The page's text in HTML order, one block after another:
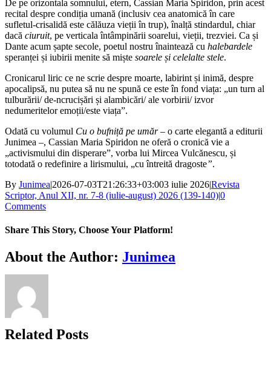
De pe orizontala somnului, etern, Cassian Maria Spiridon, prin acest
recital despre condiția umană (inclusiv cea anatomică în care
sufletul-crisalidă este călăuza vieții în trup), înalță stindardul, chiar
dacă ciuruit, pe verticala întâmpinării soarelui, vieții, trezviei. Ca și
Dante acum șapte secole, poetul nostru înaintează cu halebardele
speranței și iubirii menite să miște soarele și celelalte stele.
Cronicarul liric ce ne scrie despre moarte, labirint și inimă, despre
apocalipsă, nu putea să nu ne spună ce este în fond viața: „un turn al
tulburării/ de-ncrucișări și alambicări/ ale vorbirii/ izvor
nedumeritelor emoții/este viața”.
Odată cu volumul Cu o bufniță pe umăr– o carte elegantă a editurii
Junimea –, Cassian Maria Spiridon ne oferă o cronică vie a
„activismului din disperare”, vorba lui Mircea Vulcănescu, și
totodată o redefinire a lirismului, „cu întreită dragoste”.
By Junimea|2026-07-03T21:26:33+03:003 iulie 2026|Revista
Scriptor, Anul XII, nr. 7-8 (iulie-august) 2026 (139-140)|0
Comments
Share This Story, Choose Your Platform!
Facebook
X
Bluesky
Reddit
LinkedIn
WhatsApp
Telegram
Tumblr
Xing
Email
Copy
Link
About the Author: Junimea
Related Posts